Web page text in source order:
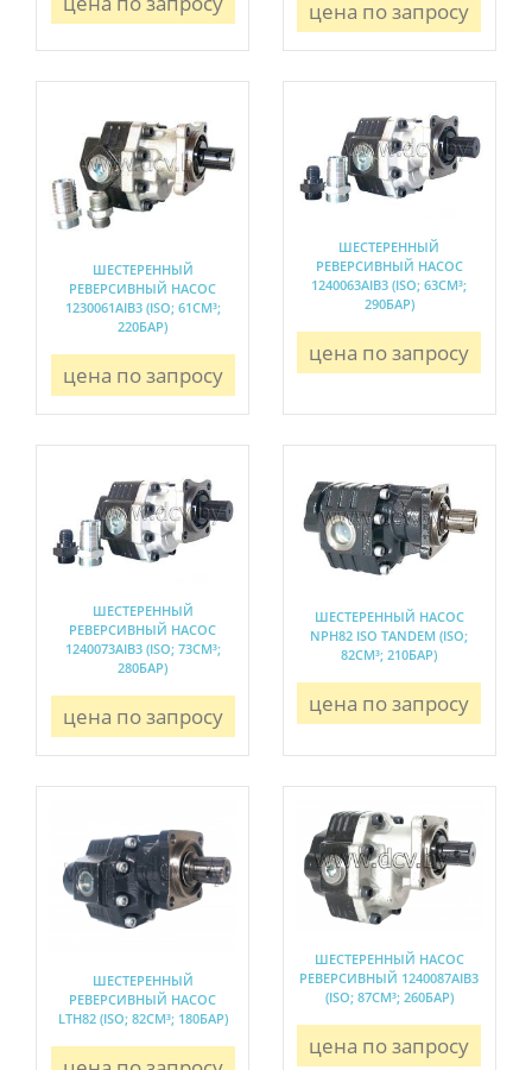
цена по запросу
ШЕСТЕРЕННЫЙ
РЕВЕРСИВНЫЙ НАСОС
1230061AIB3 (ISO; 61СМ³;
220БАР)
цена по запросу
ШЕСТЕРЕННЫЙ
РЕВЕРСИВНЫЙ НАСОС
1240063AIB3 (ISO; 63СМ³;
290БАР)
цена по запросу
ШЕСТЕРЕННЫЙ
РЕВЕРСИВНЫЙ НАСОС
1240073AIB3 (ISO; 73СМ³;
280БАР)
цена по запросу
ШЕСТЕРЕННЫЙ НАСОС
NPH82 ISO TANDEM (ISO;
82СМ³; 210БАР)
цена по запросу
ШЕСТЕРЕННЫЙ
РЕВЕРСИВНЫЙ НАСОС
LTH82 (ISO; 82СМ³; 180БАР)
ШЕСТЕРЕННЫЙ НАСОС
РЕВЕРСИВНЫЙ 1240087AIB3
(ISO; 87СМ³; 260БАР)
цена по запросу